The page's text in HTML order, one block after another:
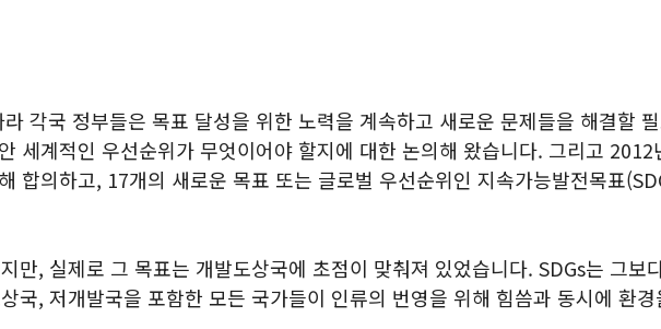
각국 정부들은 목표 달성을 위한 노력을 계속하고 새로운 문제들을 해결할
세계적인 우선순위가 무엇이어야 할지에 대한 논의해 왔습니다. 그리고
합의하고, 17개의 새로운 목표 또는 글로벌 우선순위인 지속가능발전목표
만, 실제로 그 목표는 개발도상국에 초점이 맞춰져 있었습니다. SDGs는 그보
국, 저개발국을 포함한 모든 국가들이 인류의 번영을 위해 힘씀과 동시에 환